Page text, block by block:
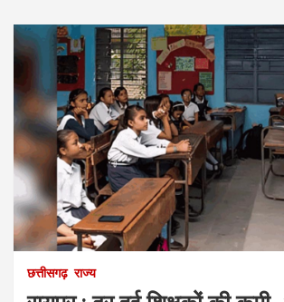
छत्तीसगढ़ राज्य